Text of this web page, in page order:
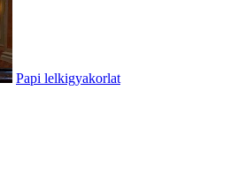
Papi lelkigyakorlat